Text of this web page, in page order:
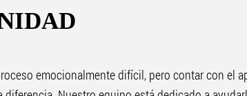
emocionalmente difícil, pero contar con el